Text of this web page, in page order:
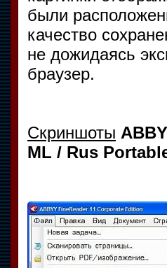
были
качество
не дожидаясь
браузер.
Скриншоты
ML / Rus